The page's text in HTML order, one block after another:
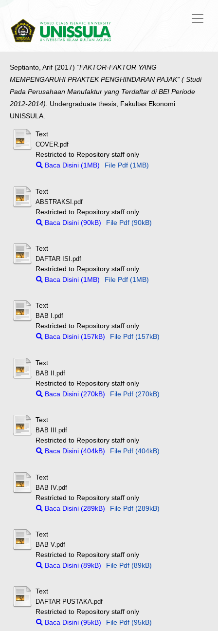
Septianto, Arif (2017) “FAKTOR-FAKTOR YANG
MEMPENGARUHI PRAKTEK PENGHINDARAN PAJAK” ( Studi
Pada Perusahaan Manufaktur yang Terdaftar di BEI Periode
2012-2014). Undergraduate thesis, Fakultas Ekonomi
UNISSULA.
Text
COVER.pdf
Restricted to Repository staff only
Baca Disini (1MB)
File Pdf (1MB)
Text
ABSTRAKSI.pdf
Restricted to Repository staff only
Baca Disini (90kB)
File Pdf (90kB)
Text
DAFTAR ISI.pdf
Restricted to Repository staff only
Baca Disini (1MB)
File Pdf (1MB)
Text
BAB I.pdf
Restricted to Repository staff only
Baca Disini (157kB)
File Pdf (157kB)
Text
BAB II.pdf
Restricted to Repository staff only
Baca Disini (270kB)
File Pdf (270kB)
Text
BAB III.pdf
Restricted to Repository staff only
Baca Disini (404kB)
File Pdf (404kB)
Text
BAB IV.pdf
Restricted to Repository staff only
Baca Disini (289kB)
File Pdf (289kB)
Text
BAB V.pdf
Restricted to Repository staff only
Baca Disini (89kB)
File Pdf (89kB)
Text
DAFTAR PUSTAKA.pdf
Restricted to Repository staff only
Baca Disini (95kB)
File Pdf (95kB)